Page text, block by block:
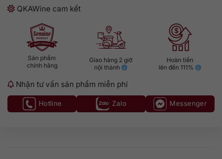
QKAWine cam kết
Sản phẩm
chính hãng
Giao hàng 2 giờ
nội thành
Hoàn tiền
lên đến 111%
Nhận tư vấn sản phẩm miễn phí
Hotline Zalo Messenger